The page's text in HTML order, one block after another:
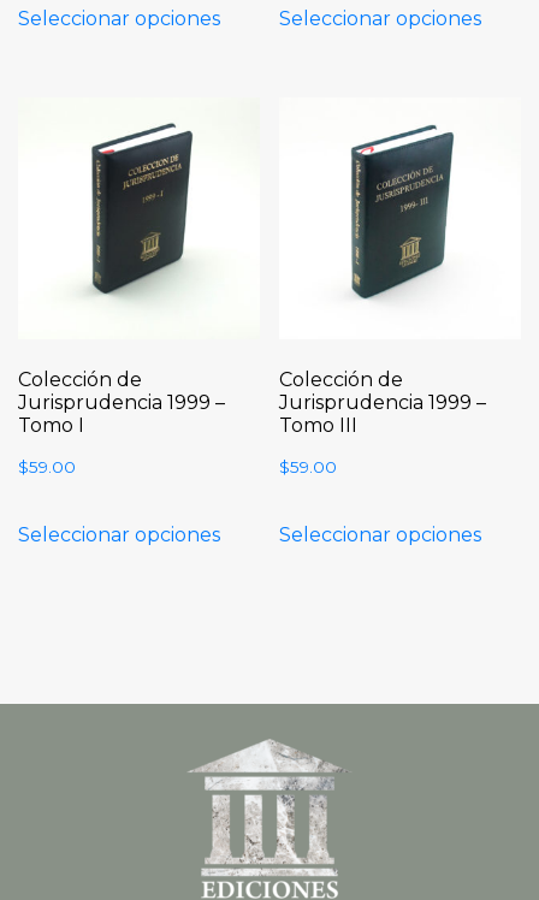
Seleccionar opciones Seleccionar opciones
Colección de
Jurisprudencia 1999 –
Tomo I
$59.00
Seleccionar opciones
Colección de
Jurisprudencia 1999 –
Tomo III
$59.00
Seleccionar opciones